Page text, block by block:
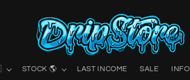
STOCK 🌎 LAST INCOME SALE